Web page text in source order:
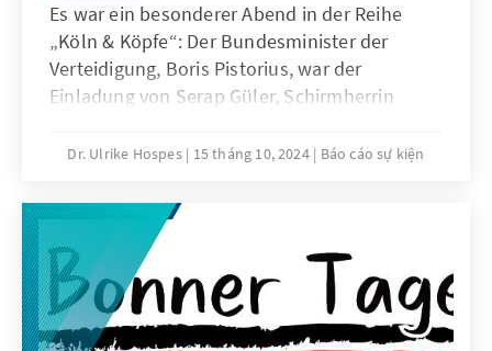
Es war ein besonderer Abend in der Reihe
„Köln & Köpfe“: Der Bundesminister der
Verteidigung, Boris Pistorius, war der
Einladung von Serap Güler, Schirmherrin
die Aufstellung der Bundeswehr angesichts
Im Fokus stand dabei die Einführung eines
Wehrdienstes.
Dr. Ulrike Hospes 15 tháng 10, 2024 Báo cáo sự kiện